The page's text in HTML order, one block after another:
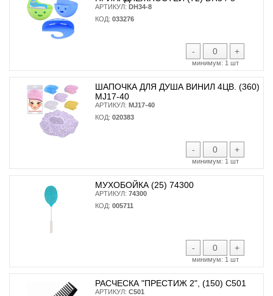
АРТИКУЛ: DH34-8
КОД: 033276
- +
минимум: 1 шт
ШАПОЧКА ДЛЯ ДУША ВИНИЛ 4ЦВ. (360)
MJ17-40
АРТИКУЛ: MJ17-40
КОД: 020383
- +
минимум: 1 шт
МУХОБОЙКА (25) 74300
АРТИКУЛ: 74300
КОД: 005711
- +
минимум: 1 шт
РАСЧЕСКА "ПРЕСТИЖ 2", (150) С501
АРТИКУЛ: С501